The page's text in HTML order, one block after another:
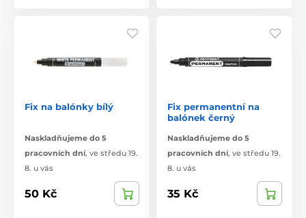
Fix na balónky bílý
Naskladňujeme do 5
pracovních dní, ve středu 19.
8. u vás
50 Kč
Fix permanentní na
balónek černý
Naskladňujeme do 5
pracovních dní, ve středu 19.
8. u vás
35 Kč